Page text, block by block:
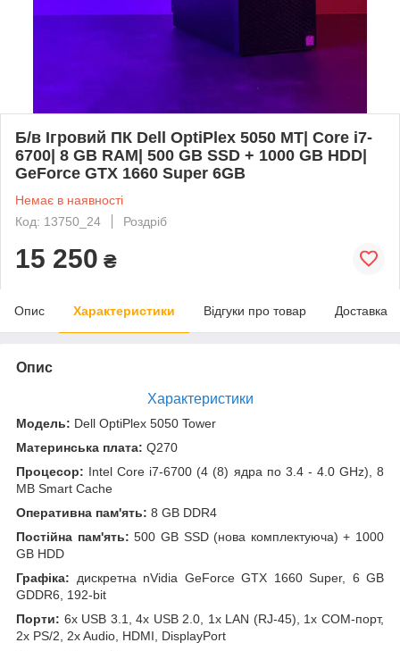
Б/в Ігровий ПК Dell OptiPlex 5050 MT| Core i7-
6700| 8 GB RAM| 500 GB SSD + 1000 GB HDD|
GeForce GTX 1660 Super 6GB
Немає в наявності
Код: 13750_24
Роздріб
15 250 ₴
Опис Характеристики Відгуки про товар Доставка
Опис
Характеристики
Модель: Dell OptiPlex 5050 Tower
Материнська плата: Q270
Процесор: Intel Core i7-6700 (4 (8) ядра по 3.4 - 4.0 GHz), 8
MB Smart Cache
Оперативна пам'ять: 8 GB DDR4
Постійна пам'ять: 500 GB SSD (нова комплектуюча) + 1000
GB HDD
Графіка: дискретна nVidia GeForce GTX 1660 Super, 6 GB
GDDR6, 192-bit
Порти: 6x USB 3.1, 4x USB 2.0, 1x LAN (RJ-45), 1x COM-порт,
2x PS/2, 2x Audio, HDMI, DisplayPort